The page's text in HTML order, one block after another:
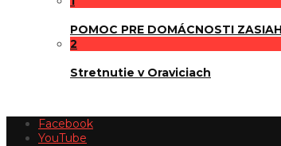
POMOC PRE DOMÁCNOSTI
2
Stretnutie v Oraviciach
Facebook
YouTube